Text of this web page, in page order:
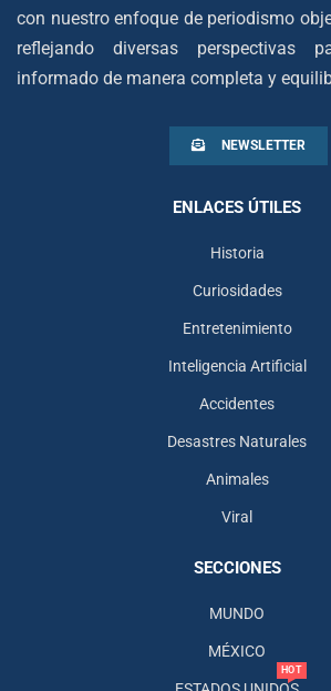
con nuestro enfoque de periodismo
reflejando diversas perspectivas
informado de manera completa y
NEWSLETTER
ENLACES ÚTILES
Historia
Curiosidades
Entretenimiento
Inteligencia Artificial
Accidentes
Desastres Naturales
Animales
Viral
SECCIONES
MUNDO
MÉXICO
HOT